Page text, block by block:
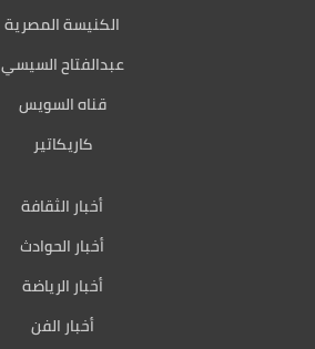
الكنيسة المصرية
عبدالفتاح السيسي
قناه السويس
كاريكاتير
أخبار الثقافة
أخبار الحوادث
أخبار الرياضة
أخبار الفن